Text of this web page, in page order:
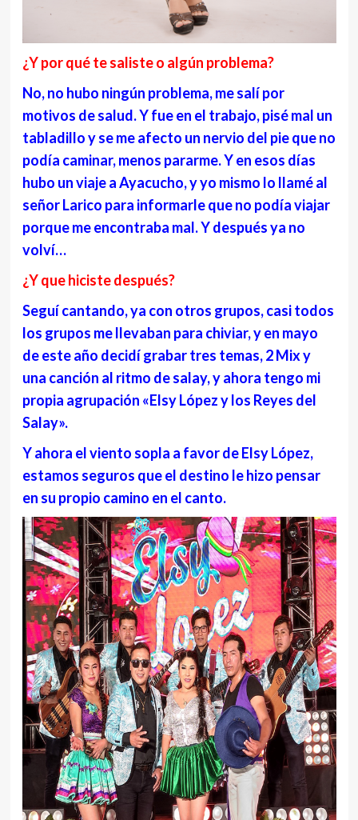
¿Y por qué te saliste o algún problema?
No, no hubo ningún problema, me salí por
motivos de salud. Y fue en el trabajo, pisé mal un
tabladillo y se me afecto un nervio del pie que no
podía caminar, menos pararme. Y en esos días
hubo un viaje a Ayacucho, y yo mismo lo llamé al
señor Larico para informarle que no podía viajar
porque me encontraba mal. Y después ya no
volví…
¿Y que hiciste después?
Seguí cantando, ya con otros grupos, casi todos
los grupos me llevaban para chiviar, y en mayo
de este año decidí grabar tres temas, 2 Mix y
una canción al ritmo de salay, y ahora tengo mi
propia agrupación «Elsy López y los Reyes del
Salay».
Y ahora el viento sopla a favor de Elsy López,
estamos seguros que el destino le hizo pensar
en su propio camino en el canto.